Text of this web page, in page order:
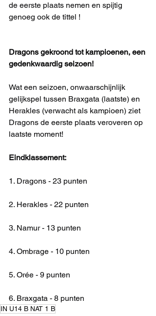
de eerste plaats nemen en spijtig
genoeg ook de tittel !
Dragons gekroond tot kampioenen, een
gedenkwaardig seizoen!
Wat een seizoen, onwaarschijnlijk
gelijkspel tussen Braxgata (laatste) en
Herakles (verwacht als kampioen) ziet
Dragons de eerste plaats veroveren op
laatste moment!
Eindklassement:
1. Dragons - 23 punten
2. Herakles - 22 punten
3. Namur - 13 punten
4. Ombrage - 10 punten
5. Orée - 9 punten
6. Braxgata - 8 punten
IN U14 B NAT 1 B